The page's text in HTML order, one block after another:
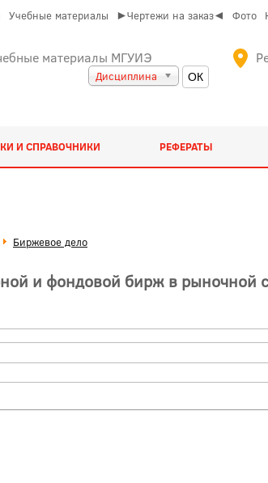
Учебные материалы ►Чертежи на заказ◄ Фото
материалы МГУИЭ
Дисциплина
И СПРАВОЧНИКИ РЕФЕРАТЫ
Биржевое дело
и фондовой бирж в рыночной